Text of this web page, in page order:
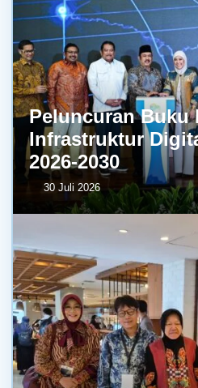
Peluncuran Buku
Infrastruktur
2026-2030
30 Juli 2026